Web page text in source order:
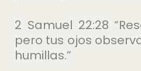
2 Samuel 22:28
pero tus ojos
humillas.”